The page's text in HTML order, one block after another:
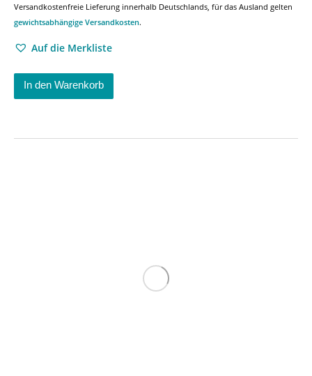
Versandkostenfreie Lieferung innerhalb Deutschlands, für das Ausland gelten
gewichtsabhängige Versandkosten.
Auf die Merkliste
In den Warenkorb